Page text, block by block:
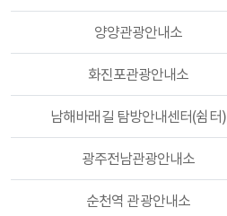
양양관광안내소
화진포관광안내소
남해바래길 탐방안내센터(쉼터)
광주전남관광안내소
순천역 관광안내소